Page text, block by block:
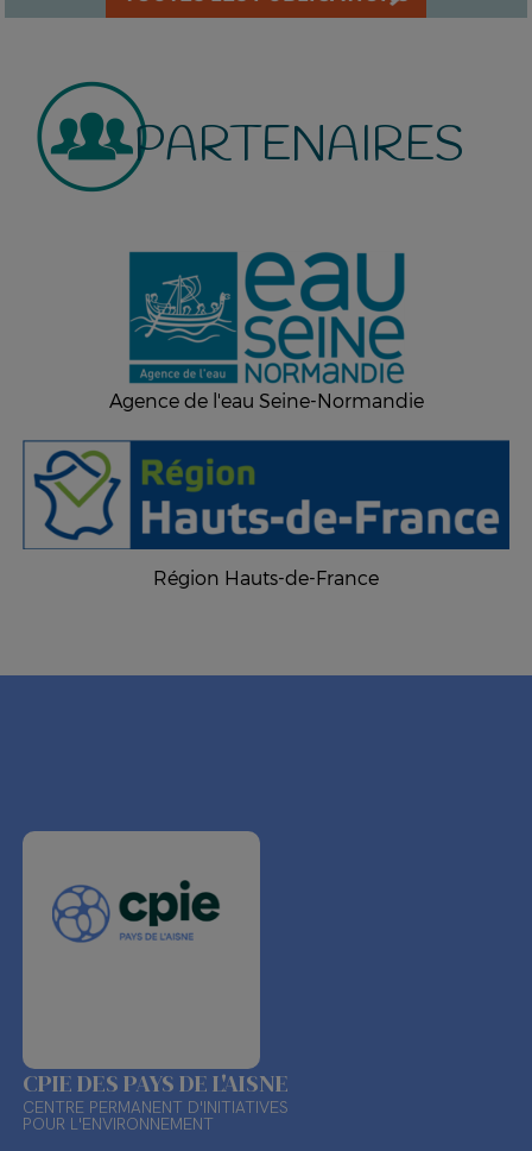
PARTENAIRES
Agence de l'eau Seine-Normandie
Région Hauts-de-France
CPIE DES PAYS DE L'AISNE
CENTRE PERMANENT D'INITIATIVES
POUR L'ENVIRONNEMENT